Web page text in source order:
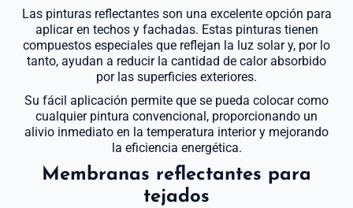
Las pinturas reflectantes son una excelente opción para
aplicar en techos y fachadas. Estas pinturas tienen
compuestos especiales que reflejan la luz solar y, por lo
tanto, ayudan a reducir la cantidad de calor absorbido
por las superficies exteriores.
Su fácil aplicación permite que se pueda colocar como
cualquier pintura convencional, proporcionando un
alivio inmediato en la temperatura interior y mejorando
la eficiencia energética.
Membranas reflectantes para
tejados